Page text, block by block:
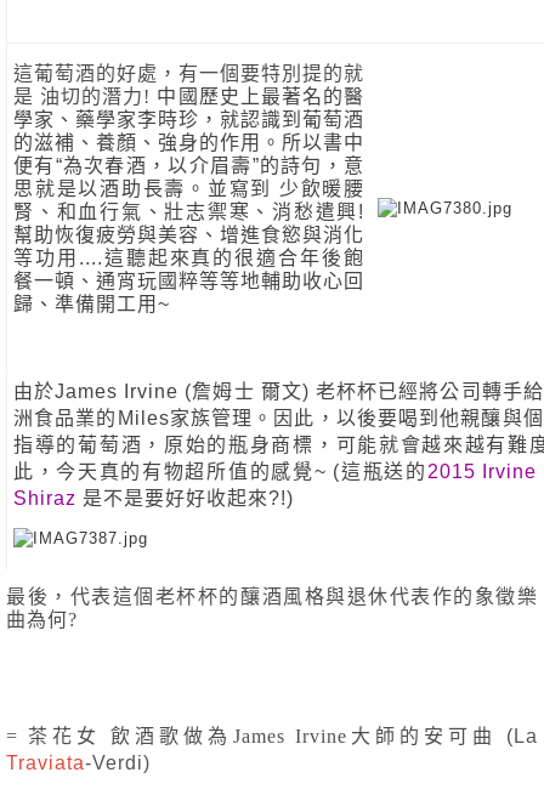
這葡萄酒的好處，有一個要特別提的就
是 油切的潛力! 中國歷史上最著名的醫
學家、藥學家李時珍，就認識到葡萄酒
的滋補、養顏、強身的作用。所以書中
便有“為次春酒，以介眉壽”的詩句，意
思就是以酒助長壽。並寫到 少飲暖腰
腎、和血行氣、壯志禦寒、消愁遣興!
幫助恢復疲勞與美容、增進食慾與消化
等功用....這聽起來真的很適合年後飽
餐一頓、通宵玩國粹等等地輔助收心回
歸、準備開工用~
由於James Irvine (詹姆士 爾文) 老杯杯已經將公司轉手
洲食品業的Miles家族管理。因此，以後要喝到他親釀與
指導的葡萄酒，原始的瓶身商標，可能就會越來越有難
此，今天真的有物超所值的感覺~ (這瓶送的 2015 Irvine
Shiraz 是不是要好好收起來?!)
最後，代表這個老杯杯的釀酒風格與退休代表作的象徵樂
曲為何?
= 茶花女 飲酒歌做為James Irvine大師的安可曲 (
Traviata-Verdi)